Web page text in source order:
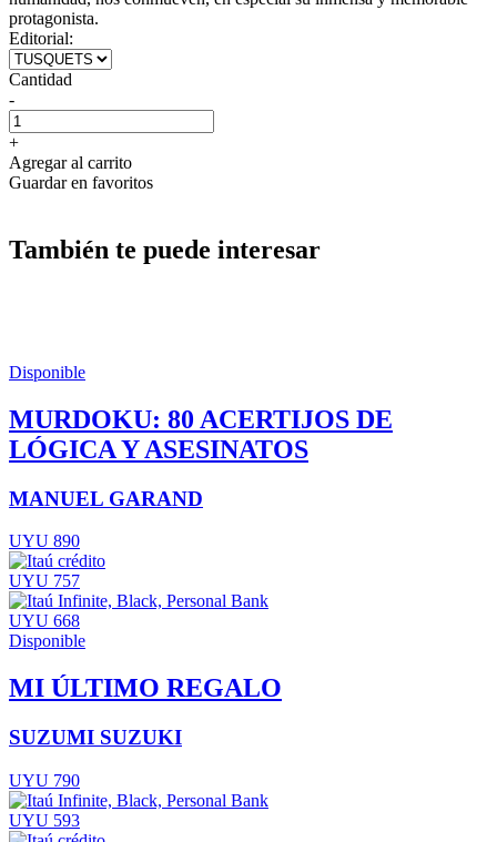
protagonista.
Editorial:
Cantidad
-
+
Agregar al carrito
Guardar en favoritos
También te puede interesar
Disponible
MURDOKU: 80 ACERTIJOS DE
LÓGICA Y ASESINATOS
MANUEL GARAND
UYU 890
UYU 757
UYU 668
Disponible
MI ÚLTIMO REGALO
SUZUMI SUZUKI
UYU 790
UYU 593